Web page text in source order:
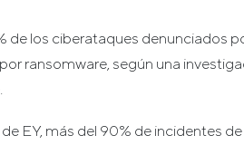
de los ciberataques denunciados
ransomware, según una
EY, más del 90% de incidentes